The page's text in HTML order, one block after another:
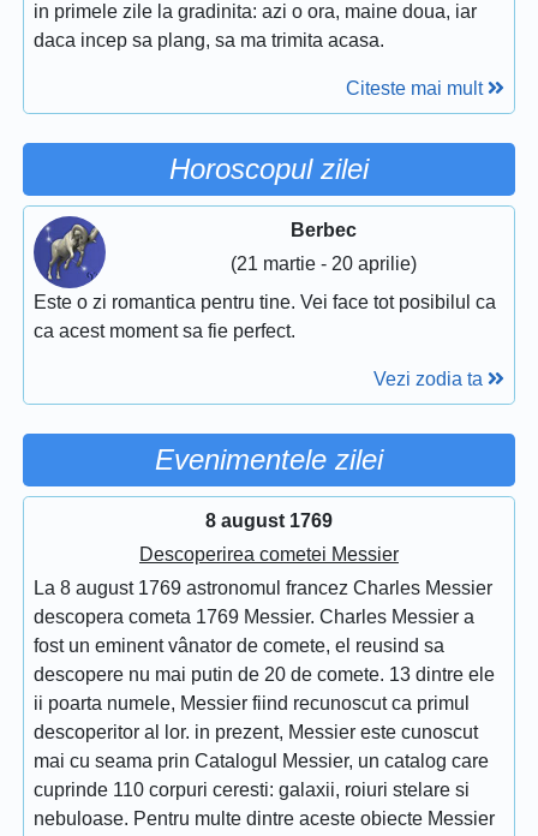
in primele zile la gradinita: azi o ora, maine doua, iar
daca incep sa plang, sa ma trimita acasa.
Citeste mai mult
Horoscopul zilei
Berbec
(21 martie - 20 aprilie)
Este o zi romantica pentru tine. Vei face tot posibilul ca
ca acest moment sa fie perfect.
Vezi zodia ta
Evenimentele zilei
8 august 1769
Descoperirea cometei Messier
La 8 august 1769 astronomul francez Charles Messier
descopera cometa 1769 Messier. Charles Messier a
fost un eminent vânator de comete, el reusind sa
descopere nu mai putin de 20 de comete. 13 dintre ele
ii poarta numele, Messier fiind recunoscut ca primul
descoperitor al lor. in prezent, Messier este cunoscut
mai cu seama prin Catalogul Messier, un catalog care
cuprinde 110 corpuri ceresti: galaxii, roiuri stelare si
nebuloase. Pentru multe dintre aceste obiecte Messier